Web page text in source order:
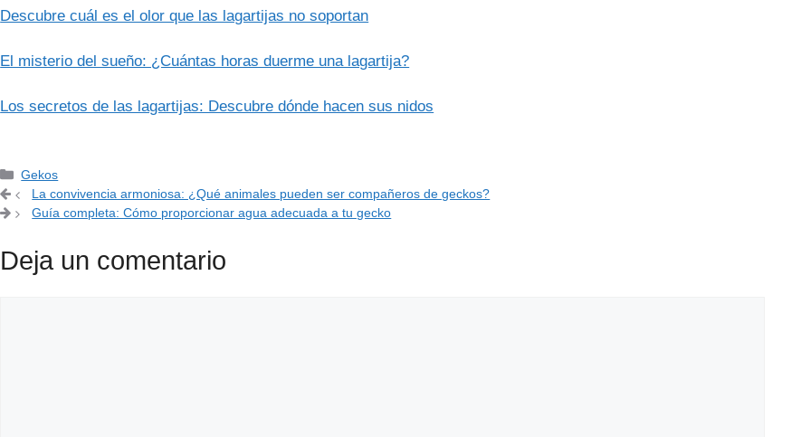
Descubre cuál es el olor que las lagartijas no soportan
El misterio del sueño: ¿Cuántas horas duerme una lagartija?
Los secretos de las lagartijas: Descubre dónde hacen sus nidos
Categorías
Gekos
La convivencia armoniosa: ¿Qué animales pueden ser compañeros de geckos?
Guía completa: Cómo proporcionar agua adecuada a tu gecko
Deja un comentario